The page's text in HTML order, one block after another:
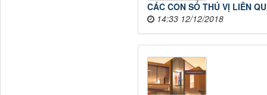
CÁC CON SỐ THÚ VỊ LIÊN
14:33 12/12/2018